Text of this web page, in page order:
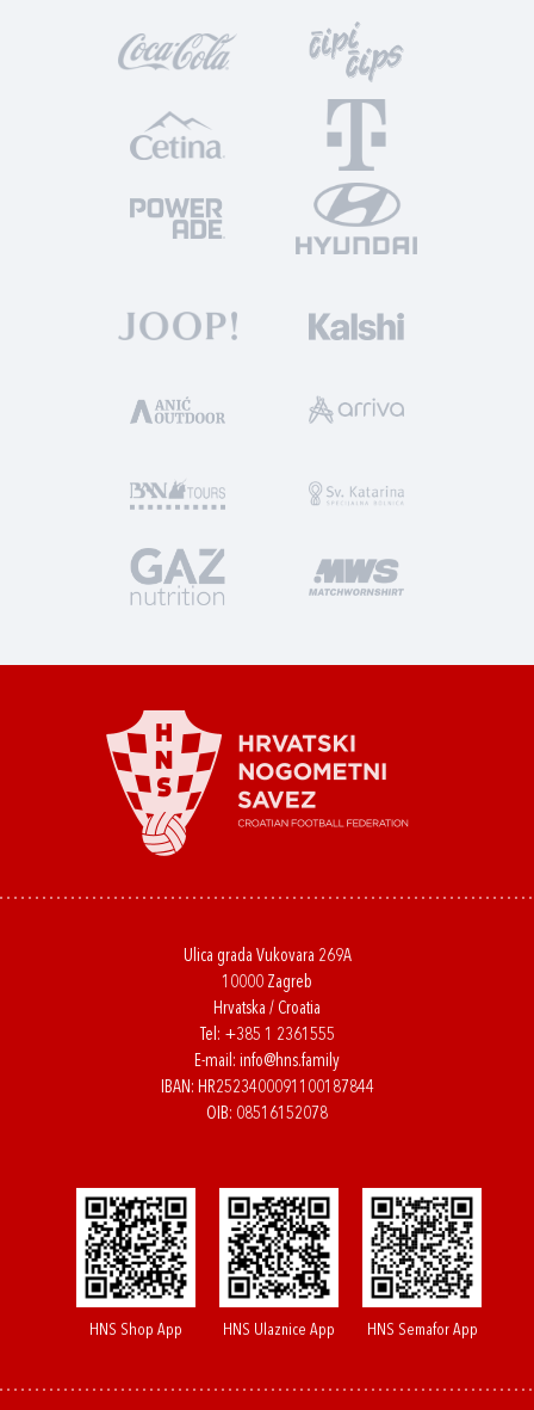
Ulica grada Vukovara 269A
10000 Zagreb
Hrvatska / Croatia
Tel: +385 1 2361555
E-mail: info@hns.family
IBAN: HR2523400091100187844
OIB: 08516152078
HNS Shop App HNS Ulaznice App HNS Semafor App